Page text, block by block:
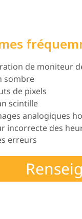
de moniteur
sombre
de pixels
scintille
analogiques
incorrecte des
erreurs